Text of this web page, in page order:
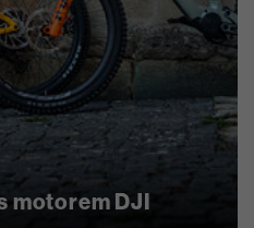
motorem DJI